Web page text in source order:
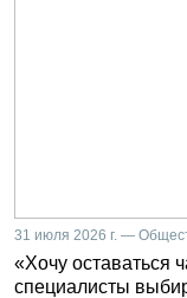
31 июля 2026 г. —
«Хочу оставаться
специалисты